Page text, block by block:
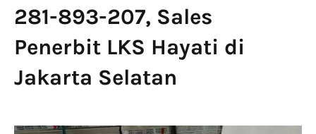
281-893-207, Sales
Penerbit LKS Hayati di
Jakarta Selatan